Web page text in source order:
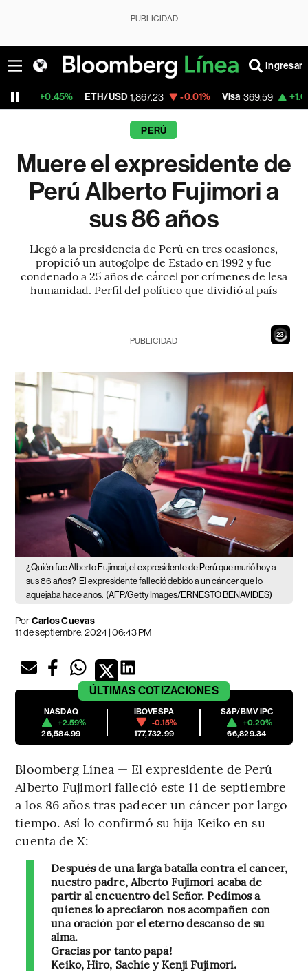
PUBLICIDAD
Ingresar
1,867.23 -0.01% Visa 369.59 +1.07% MercadoLibre
PERÚ
Muere el expresidente de
Perú Alberto Fujimori a
sus 86 años
Llegó a la presidencia de Perú en tres ocasiones,
propició un autogolpe de Estado en 1992 y fue
condenado a 25 años de cárcel por crímenes de lesa
humanidad. Perfil del político que dividió al país
21
PUBLICIDAD
¿Quién fue Alberto Fujimori, el expresidente de Perú que murió hoy a
sus 86 años? El expresidente falleció debido a un cáncer que lo
aquejaba hace años. (AFP/Getty Images/ERNESTO BENAVIDES)
PorCarlos Cuevas
11 de septiembre, 2024 | 06:43 PM
ÚLTIMAS COTIZACIONES
NASDAQ
+2.59%
26,584.99
IBOVESPA
-0.15%
177,732.99
S&P/BMV IPC
+0.20%
66,829.34
Bloomberg Línea — El expresidente de Perú
Alberto Fujimori falleció este 11 de septiembre
a los 86 años tras padecer un cáncer por largo
tiempo. Así lo confirmó su hija Keiko en su
cuenta de X:
Después de una larga batalla contra el cáncer,
nuestro padre, Alberto Fujimori acaba de
partir al encuentro del Señor. Pedimos a
quienes lo apreciaron nos acompañen con
una oración por el eterno descanso de su
alma.
Gracias por tanto papá!
Keiko, Hiro, Sachie y Kenji Fujimori.